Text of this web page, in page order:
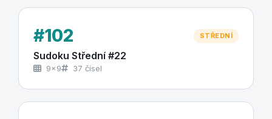
#102 STŘEDNÍ
Sudoku Střední #22
9×9 37 čísel